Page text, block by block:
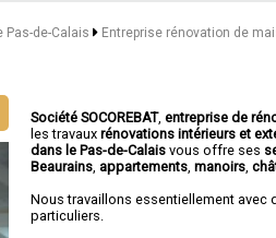
de-Calais Entreprise rénovation de
Société SOCOREBAT,entreprise de
les travauxrénovations intérieurs et
dans le Pas-de-Calaisvous offre ses
Beaurains appartements ,manoirs ,
Nous travaillons essentiellement avec
particuliers.